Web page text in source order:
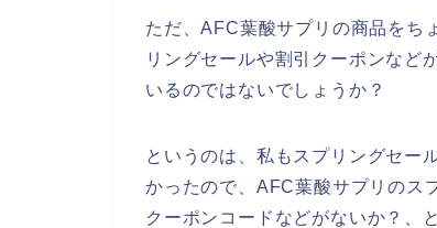
ただ、AFC葉酸サプリの商品をち
リングセールや割引クーポンなど
いるのではないでしょうか？
というのは、私もスプリングセー
かったので、AFC葉酸サプリのス
クーポンコードなどがないか？、